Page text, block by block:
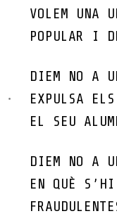
VOLEM UNA
POPULAR I
DIEM NO A
EXPULSA
EL SEU
DIEM NO A
EN QUÈ S’HI